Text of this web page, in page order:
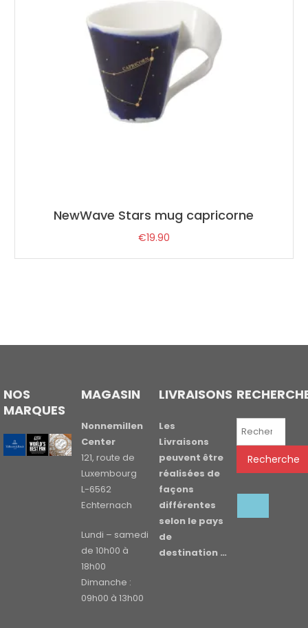
NewWave Stars mug capricorne
€19.90
NOS
MARQUES
MAGASIN
Nonnemillen
Center
121, route de
Luxembourg
L-6562
Echternach
Lundi – samedi
de 10h00 à
18h00
Dimanche :
09h00 à 13h00
LIVRAISONS
Les
Livraisons
peuvent être
réalisées de
façons
différentes
selon le pays
de
destination …
Recherche
Recherche